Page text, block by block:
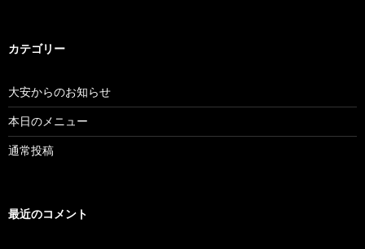
カテゴリー
大安からのお知らせ
本日のメニュー
通常投稿
最近のコメント